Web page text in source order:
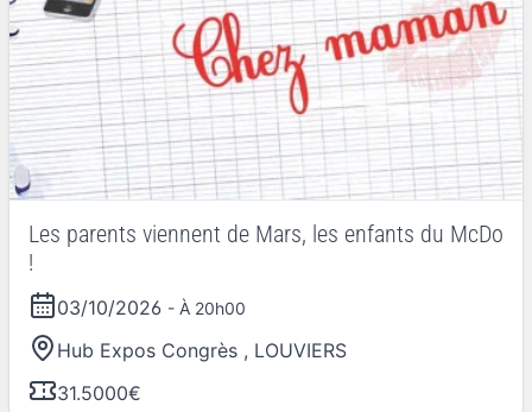
Les parents viennent de Mars, les enfants du McDo
!
03/10/2026 - À 20h00
Hub Expos Congrès , LOUVIERS
31.5000€